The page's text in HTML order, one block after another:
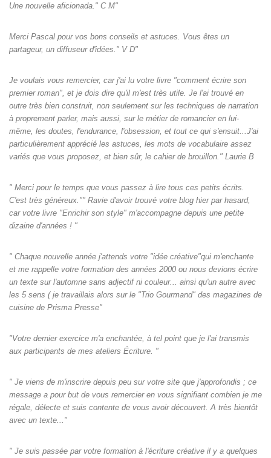
Une nouvelle aficionada." C M"
Merci Pascal pour vos bons conseils et astuces. Vous êtes un
partageur, un diffuseur d'idées." V D"
Je voulais vous remercier, car j'ai lu votre livre "comment écrire son
premier roman", et je dois dire qu'il m'est très utile. Je l'ai trouvé en
outre très bien construit, non seulement sur les techniques de narration
à proprement parler, mais aussi, sur le métier de romancier en lui-
même, les doutes, l'endurance, l'obsession, et tout ce qui s'ensuit...J'ai
particulièrement apprécié les astuces, les mots de vocabulaire assez
variés que vous proposez, et bien sûr, le cahier de brouillon." Laurie B
" Merci pour le temps que vous passez à lire tous ces petits écrits.
C'est très généreux."" Ravie d'avoir trouvé votre blog hier par hasard,
car votre livre "Enrichir son style" m'accompagne depuis une petite
dizaine d'années ! "
" Chaque nouvelle année j'attends votre "idée créative"qui m'enchante
et me rappelle votre formation des années 2000 ou nous devions écrire
un texte sur l'automne sans adjectif ni couleur... ainsi qu'un autre avec
les 5 sens ( je travaillais alors sur le "Trio Gourmand" des magazines de
cuisine de Prisma Presse"
"Votre dernier exercice m'a enchantée, à tel point que je l'ai transmis
aux participants de mes ateliers Écriture. "
" Je viens de m'inscrire depuis peu sur votre site que j'approfondis ; ce
message a pour but de vous remercier en vous signifiant combien je me
régale, délecte et suis contente de vous avoir découvert. A très bientôt
avec un texte..."
" Je suis passée par votre formation à l'écriture créative il y a quelques